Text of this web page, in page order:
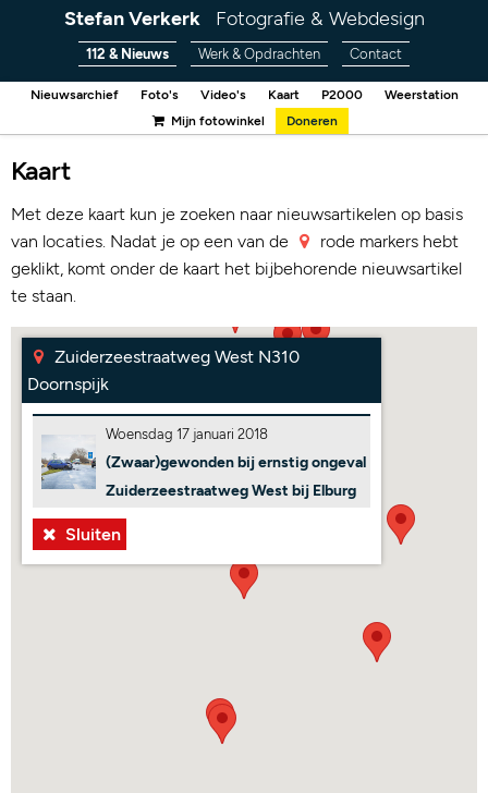
Stefan Verkerk Fotografie & Webdesign
112 & Nieuws Werk & Opdrachten Contact
Nieuwsarchief Foto's Video's Kaart P2000
Weerstation
Mijn fotowinkel
Doneren
Kaart
Met deze kaart kun je zoeken naar nieuwsartikelen op basis
van locaties. Nadat je op een van de
rode markers hebt
geklikt, komt onder de kaart het bijbehorende nieuwsartikel
te staan.
Zuiderzeestraatweg West N310
Doornspijk
Woensdag 17 januari 2018
(Zwaar)gewonden bij ernstig ongeval
Zuiderzeestraatweg West bij Elburg
Sluiten